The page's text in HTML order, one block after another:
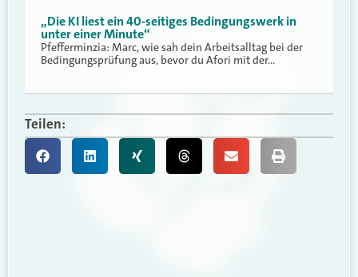
„Die KI liest ein 40-seitiges Bedingungswerk in
unter einer Minute“
Pfefferminzia: Marc, wie sah dein Arbeitsalltag bei der
Bedingungsprüfung aus, bevor du Afori mit der…
Teilen: